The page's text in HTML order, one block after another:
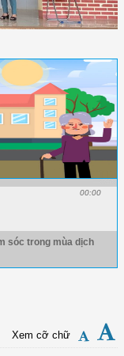
00:00
sóc trong mùa dịch
Xem cỡ chữ